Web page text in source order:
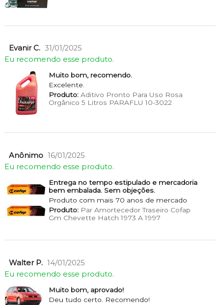
Evanir C. 31/01/2025
Eu recomendo esse produto.
Muito bom, recomendo.
Excelente.
Produto:Aditivo Pronto Para Uso Rosa
Orgânico 5 Litros PARAFLU 10-3022
Anônimo 16/01/2025
Eu recomendo esse produto.
Entrega no tempo estipulado e mercadoria
bem embalada. Sem objeções.
Produto com mais 70 anos de mercado
Produto:Par Amortecedor Traseiro Cofap
Gm Chevette Hatch 1973 A 1997
Walter P. 14/01/2025
Eu recomendo esse produto.
Muito bom, aprovado!
Deu tudo certo. Recomendo!